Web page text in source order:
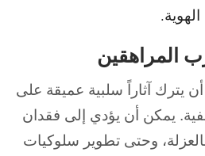
المراهقين
يترك آثاراً سلبية عميقة على
يمكن أن يؤدي إلى فقدان
وحتى تطوير سلوكيات